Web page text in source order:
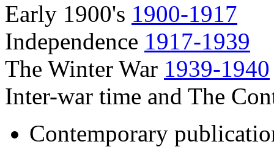
Early 1900's 1900-1917
Independence 1917-1939
The Winter War 1939-1940
Inter-war time and The
Contemporary